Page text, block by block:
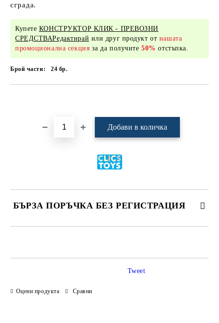
сграда.
Купете КОНСТРУКТОР КЛИК - ПРЕВОЗНИ
СРЕДСТВАРедактирай или друг продукт от нашата
промоционална секция за да получите50% отстъпка.
Брой части: 24 бр.
БЪРЗА ПОРЪЧКА БЕЗ РЕГИСТРАЦИЯ
Оцени продукта Сравни
Tweet